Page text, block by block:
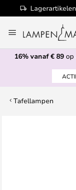
naar
de
inhoud
16% vanaf € 89 op
Tafellampen